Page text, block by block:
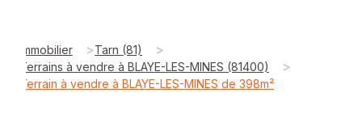
Immobilier >Tarn (81) >
Terrains à vendre à BLAYE-LES-MINES (81400) >
Terrain à vendre à BLAYE-LES-MINES de 398m²